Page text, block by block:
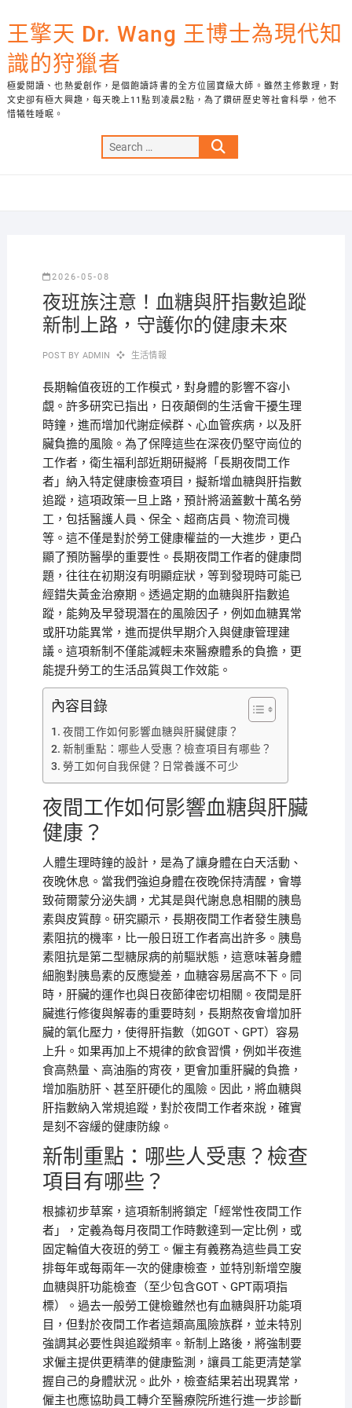
to
content
王擎天 Dr. Wang 王博士為現代知
識的狩獵者
極愛閱讀、也熱愛創作，是個飽讀詩書的全方位國寶級大師。雖然主修數理，對
文史卻有極大興趣，每天晚上11點到凌晨2點，為了鑽研歷史等社會科學，他不
惜犧牲睡眠。
Search
…
2026-05-08
夜班族注意！血糖與肝指數追蹤
新制上路，守護你的健康未來
POST BY ADMIN 生活情報
長期輪值夜班的工作模式，對身體的影響不容小
覷。許多研究已指出，日夜顛倒的生活會干擾生理
時鐘，進而增加代謝症候群、心血管疾病，以及肝
臟負擔的風險。為了保障這些在深夜仍堅守崗位的
工作者，衛生福利部近期研擬將「長期夜間工作
者」納入特定健康檢查項目，擬新增血糖與肝指數
追蹤，這項政策一旦上路，預計將涵蓋數十萬名勞
工，包括醫護人員、保全、超商店員、物流司機
等。這不僅是對於勞工健康權益的一大進步，更凸
顯了預防醫學的重要性。長期夜間工作者的健康問
題，往往在初期沒有明顯症狀，等到發現時可能已
經錯失黃金治療期。透過定期的血糖與肝指數追
蹤，能夠及早發現潛在的風險因子，例如血糖異常
或肝功能異常，進而提供早期介入與健康管理建
議。這項新制不僅能減輕未來醫療體系的負擔，更
能提升勞工的生活品質與工作效能。
內容目錄
夜間工作如何影響血糖與肝臟健康？
新制重點：哪些人受惠？檢查項目有哪些？
勞工如何自我保健？日常養護不可少
夜間工作如何影響血糖與肝臟
健康？
人體生理時鐘的設計，是為了讓身體在白天活動、
夜晚休息。當我們強迫身體在夜晚保持清醒，會導
致荷爾蒙分泌失調，尤其是與代謝息息相關的胰島
素與皮質醇。研究顯示，長期夜間工作者發生胰島
素阻抗的機率，比一般日班工作者高出許多。胰島
素阻抗是第二型糖尿病的前驅狀態，這意味著身體
細胞對胰島素的反應變差，血糖容易居高不下。同
時，肝臟的運作也與日夜節律密切相關。夜間是肝
臟進行修復與解毒的重要時刻，長期熬夜會增加肝
臟的氧化壓力，使得肝指數（如GOT、GPT）容易
上升。如果再加上不規律的飲食習慣，例如半夜進
食高熱量、高油脂的宵夜，更會加重肝臟的負擔，
增加脂肪肝、甚至肝硬化的風險。因此，將血糖與
肝指數納入常規追蹤，對於夜間工作者來說，確實
是刻不容緩的健康防線。
新制重點：哪些人受惠？檢查
項目有哪些？
根據初步草案，這項新制將鎖定「經常性夜間工作
者」，定義為每月夜間工作時數達到一定比例，或
固定輪值大夜班的勞工。僱主有義務為這些員工安
排每年或每兩年一次的健康檢查，並特別新增空腹
血糖與肝功能檢查（至少包含GOT、GPT兩項指
標）。過去一般勞工健檢雖然也有血糖與肝功能項
目，但對於夜間工作者這類高風險族群，並未特別
強調其必要性與追蹤頻率。新制上路後，將強制要
求僱主提供更精準的健康監測，讓員工能更清楚掌
握自己的身體狀況。此外，檢查結果若出現異常，
僱主也應協助員工轉介至醫療院所進行進一步診斷